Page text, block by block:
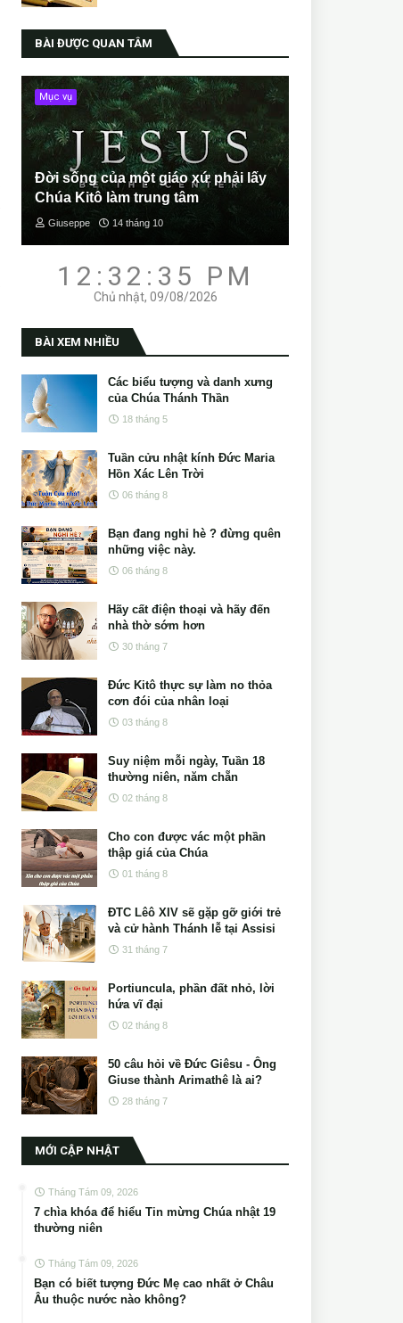
BÀI ĐƯỢC QUAN TÂM
Mục vụ
Đời sống của một giáo xứ phải lấy
Chúa Kitô làm trung tâm
Giuseppe 14 tháng 10
12:32:36 PM
Chủ nhật, 09/08/2026
BÀI XEM NHIỀU
Các biểu tượng và danh xưng
của Chúa Thánh Thần
18 tháng 5
Tuần cửu nhật kính Đức Maria
Hồn Xác Lên Trời
06 tháng 8
Bạn đang nghỉ hè ? đừng quên
những việc này.
06 tháng 8
Hãy cất điện thoại và hãy đến
nhà thờ sớm hơn
30 tháng 7
Đức Kitô thực sự làm no thỏa
cơn đói của nhân loại
03 tháng 8
Suy niệm mỗi ngày, Tuần 18
thường niên, năm chẵn
02 tháng 8
Cho con được vác một phần
thập giá của Chúa
01 tháng 8
ĐTC Lêô XIV sẽ gặp gỡ giới trẻ
và cử hành Thánh lễ tại Assisi
31 tháng 7
Portiuncula, phần đất nhỏ, lời
hứa vĩ đại
02 tháng 8
50 câu hỏi về Đức Giêsu - Ông
Giuse thành Arimathê là ai?
28 tháng 7
MỚI CẬP NHẬT
Tháng Tám 09, 2026
7 chìa khóa để hiểu Tin mừng Chúa nhật 19
thường niên
Tháng Tám 09, 2026
Bạn có biết tượng Đức Mẹ cao nhất ở Châu
Âu thuộc nước nào không?